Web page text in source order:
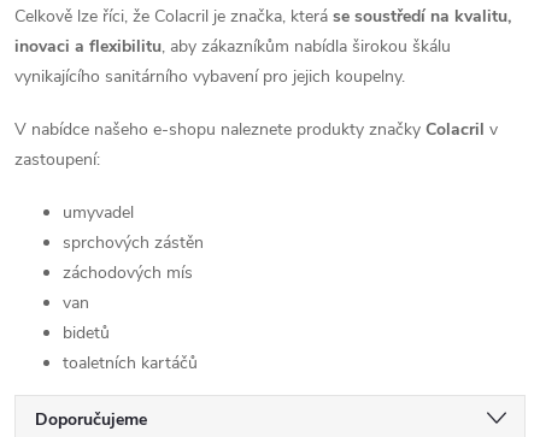
Celkově lze říci, že Colacril je značka, která se soustředí na kvalitu,
inovaci a flexibilitu, aby zákazníkům nabídla širokou škálu
vynikajícího sanitárního vybavení pro jejich koupelny.
V nabídce našeho e-shopu naleznete produkty značky Colacril v
zastoupení:
umyvadel
sprchových zástěn
záchodových mís
van
bidetů
toaletních kartáčů
Ř
Doporučujeme